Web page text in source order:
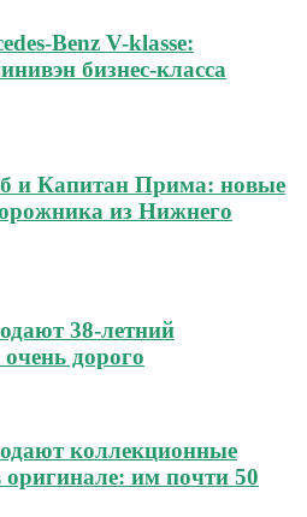
Benz V-klasse:
бизнес-класса
и Капитан Прима: новые
из Нижнего
38-летний
дорого
коллекционные
им почти 50